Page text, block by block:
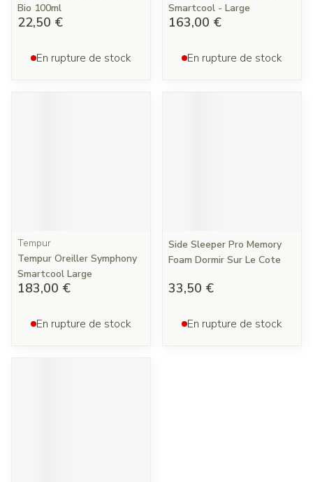
Bio 100ml
22,50 €
En rupture de stock
Smartcool - Large
163,00 €
En rupture de stock
Tempur
Tempur Oreiller Symphony
Smartcool Large
183,00 €
En rupture de stock
Side Sleeper Pro Memory
Foam Dormir Sur Le Cote
33,50 €
En rupture de stock